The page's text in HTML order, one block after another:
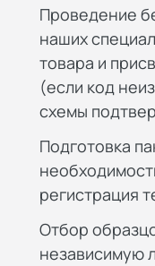
Проведение
наших
товара и
(если код
схемы
Подготовка
регистрация
Отбор
независимую